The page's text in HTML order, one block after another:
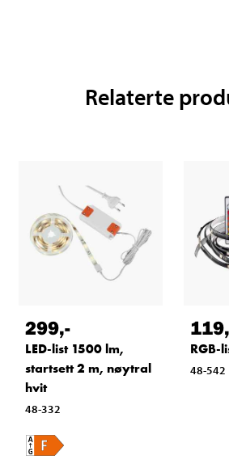
Relaterte
299,-
LED-list 1500 lm,
startsett 2 m, nøytral
hvit
48-332
119
RGB-
48-542